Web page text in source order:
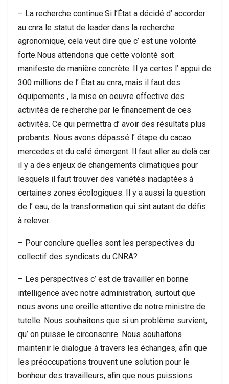
– La recherche continue.Si l’État a décidé d’ accorder
au cnra le statut de leader dans la recherche
agronomique, cela veut dire que c’ est une volonté
forte.Nous attendons que cette volonté soit
manifeste de manière concrète. Il ya certes l’ appui de
300 millions de l’ État au cnra, mais il faut des
équipements , la mise en oeuvre effective des
activités de recherche par le financement de ces
activités. Ce qui permettra d’ avoir des résultats plus
probants. Nous avons dépassé l’ étape du cacao
mercedes et du café émergent. Il faut aller au delà car
il y a des enjeux de changements climatiques pour
lesquels il faut trouver des variétés inadaptées à
certaines zones écologiques. Il y a aussi la question
de l’ eau, de la transformation qui sint autant de défis
à relever.
– Pour conclure quelles sont les perspectives du
collectif des syndicats du CNRA?
– Les perspectives c’ est de travailler en bonne
intelligence avec notre administration, surtout que
nous avons une oreille attentive de notre ministre de
tutelle. Nous souhaitons que si un problème survient,
qu’ on puisse le circonscrire. Nous souhaitons
maintenir le dialogue à travers les échanges, afin que
les préoccupations trouvent une solution pour le
bonheur des travailleurs, afin que nous puissions